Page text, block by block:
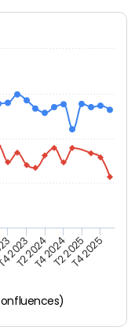
2023
T2 2024T4 2024T2 2025T4 2025